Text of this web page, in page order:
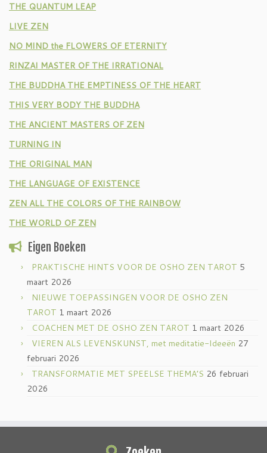
THE QUANTUM LEAP
LIVE ZEN
NO MIND the FLOWERS OF ETERNITY
RINZAI MASTER OF THE IRRATIONAL
THE BUDDHA THE EMPTINESS OF THE HEART
THIS VERY BODY THE BUDDHA
THE ANCIENT MASTERS OF ZEN
TURNING IN
THE ORIGINAL MAN
THE LANGUAGE OF EXISTENCE
ZEN ALL THE COLORS OF THE RAINBOW
THE WORLD OF ZEN
Eigen Boeken
PRAKTISCHE HINTS VOOR DE OSHO ZEN TAROT 5
maart 2026
NIEUWE TOEPASSINGEN VOOR DE OSHO ZEN
TAROT 1 maart 2026
COACHEN MET DE OSHO ZEN TAROT 1 maart 2026
VIEREN ALS LEVENSKUNST, met meditatie-Ideeën 27
februari 2026
TRANSFORMATIE MET SPEELSE THEMA’S 26 februari
2026